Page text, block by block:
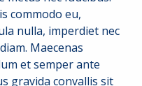
commodo eu,
nulla, imperdiet nec
Maecenas
et semper ante
gravida convallis sit